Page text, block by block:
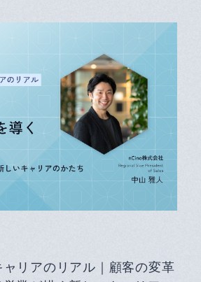
リアのリアル｜顧客の変革